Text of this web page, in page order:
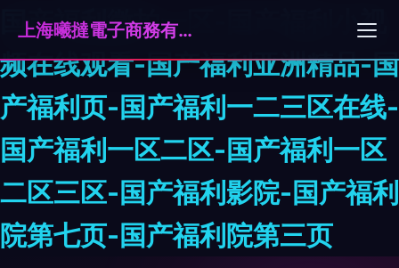
国产福利微拍一区-国产福利小视
频在线观看-国产福利亚洲精品-国
产福利页-国产福利一二三区在线-
国产福利一区二区-国产福利一区
二区三区-国产福利影院-国产福利
院第七页-国产福利院第三页
上海曦撻電子商務有限公司